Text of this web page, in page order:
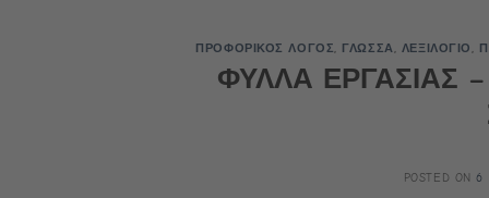
ΠΡΟΦΟΡΙΚΟΣ ΛΟΓΟΣ, ΓΛΩΣΣΑ, ΛΕΞΙΛΟΓΙΟ,
ΦΥΛΛΑ ΕΡΓΑΣΙΑΣ
POSTED ON6